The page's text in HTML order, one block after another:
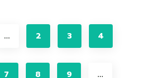
... 2 3 4
7 8 9 ...